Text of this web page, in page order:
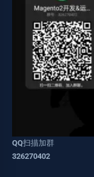
QQ扫描加群
326270402